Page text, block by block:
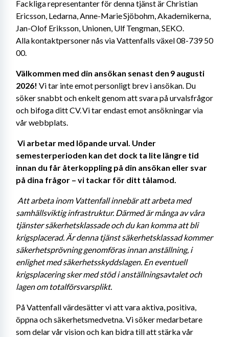
Fackliga representanter för denna tjänst är Christian
Ericsson, Ledarna, Anne-Marie Sjöbohm, Akademikerna,
Jan-Olof Eriksson, Unionen, Ulf Tengman, SEKO.
Alla kontaktpersoner nås via Vattenfalls växel 08-739 50
00.
Välkommen med din ansökan senast den 9 augusti
2026! Vi tar inte emot personligt brev i ansökan. Du
söker snabbt och enkelt genom att svara på urvalsfrågor
och bifoga ditt CV. Vi tar endast emot ansökningar via
vår webbplats.
Vi arbetar med löpande urval. Under
semesterperioden kan det dock ta lite längre tid
innan du får återkoppling på din ansökan eller svar
på dina frågor – vi tackar för ditt tålamod.
Att arbeta inom Vattenfall innebär att arbeta med
samhällsviktig infrastruktur. Därmed är många av våra
tjänster säkerhetsklassade och du kan komma att bli
krigsplacerad. Är denna tjänst säkerhetsklassad kommer
säkerhetsprövning genomföras innan anställning, i
enlighet med säkerhetsskyddslagen. En eventuell
krigsplacering sker med stöd i anställningsavtalet och
lagen om totalförsvarsplikt.
På Vattenfall värdesätter vi att vara aktiva, positiva,
öppna och säkerhetsmedvetna. Vi söker medarbetare
som delar vår vision och kan bidra till att stärka vår